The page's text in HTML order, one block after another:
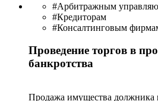
#Арбитражным
#Кредиторам
#Консалтинговым
Проведение торгов в
банкротства
Продажа имущества должника